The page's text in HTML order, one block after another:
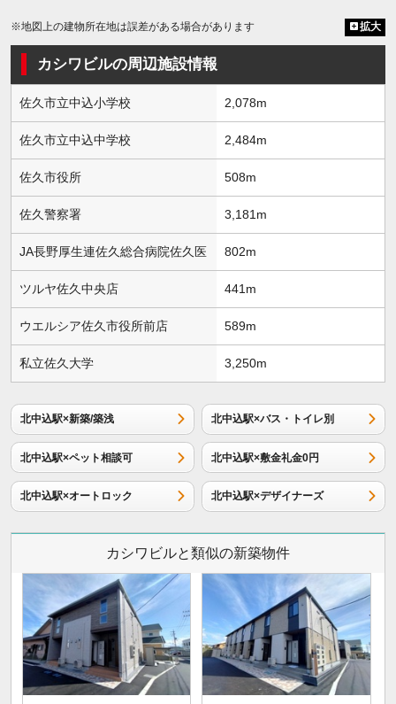
※地図上の建物所在地は誤差がある場合があります 拡大
カシワビルの周辺施設情報
佐久市立中込小学校 2,078m
佐久市立中込中学校 2,484m
佐久市役所 508m
佐久警察署 3,181m
JA長野厚生連佐久総合病院佐久医 802m
ツルヤ佐久中央店 441m
ウエルシア佐久市役所前店 589m
私立佐久大学 3,250m
北中込駅×新築/築浅 北中込駅×バス・トイレ別
北中込駅×ペット相談可 北中込駅×敷金礼金0円
北中込駅×オートロック 北中込駅×デザイナーズ
カシワビルと類似の新築物件